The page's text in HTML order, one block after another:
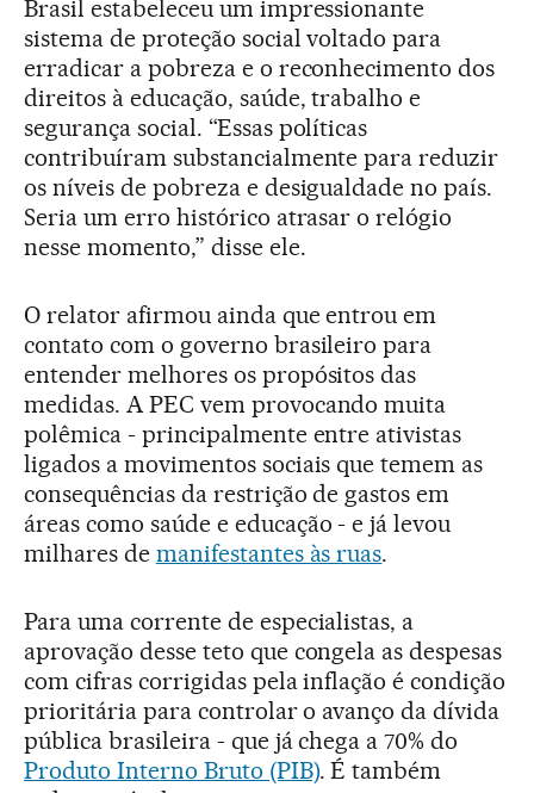
Brasil estabeleceu um impressionante
sistema de proteção social voltado para
erradicar a pobreza e o reconhecimento dos
direitos à educação, saúde, trabalho e
segurança social. “Essas políticas
contribuíram substancialmente para reduzir
os níveis de pobreza e desigualdade no país.
Seria um erro histórico atrasar o relógio
nesse momento,” disse ele.
O relator afirmou ainda que entrou em
contato com o governo brasileiro para
entender melhores os propósitos das
medidas. A PEC vem provocando muita
polêmica - principalmente entre ativistas
ligados a movimentos sociais que temem as
consequências da restrição de gastos em
áreas como saúde e educação - e já levou
milhares de manifestantes às ruas.
Para uma corrente de especialistas, a
aprovação desse teto que congela as despesas
com cifras corrigidas pela inflação é condição
prioritária para controlar o avanço da dívida
pública brasileira - que já chega a 70% do
Produto Interno Bruto (PIB). É também